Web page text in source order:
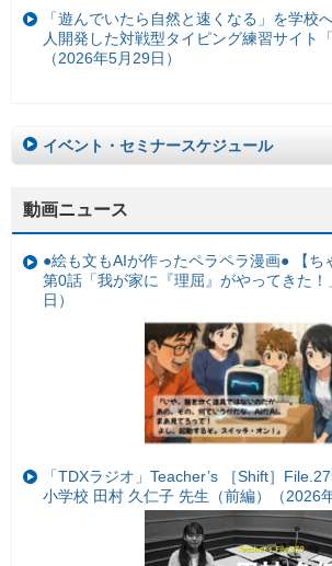
「遊んでいたら自然と速くなる」を学校
人開発した対戦型タイピング練習サイト
（2026年5月29日）
イベント・セミナースケジュール
動画ニュース
●絵も文もAIが作ったペラペラ漫画● 【ち
第0話「我が家に『理屈』がやってきた
日）
「TDXラジオ」Teacher’s ［Shift］
小学校 田村 久仁子 先生（前編）（2026